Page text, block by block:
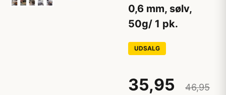
0,6 mm, sølv,
50g/ 1 pk.
UDSALG
35,95
46,95